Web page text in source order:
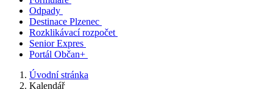
Odpady
Destinace Plzenec
Rozklikávací rozpočet
Senior Expres
Portál Občan+
Úvodní stránka
Kalendář